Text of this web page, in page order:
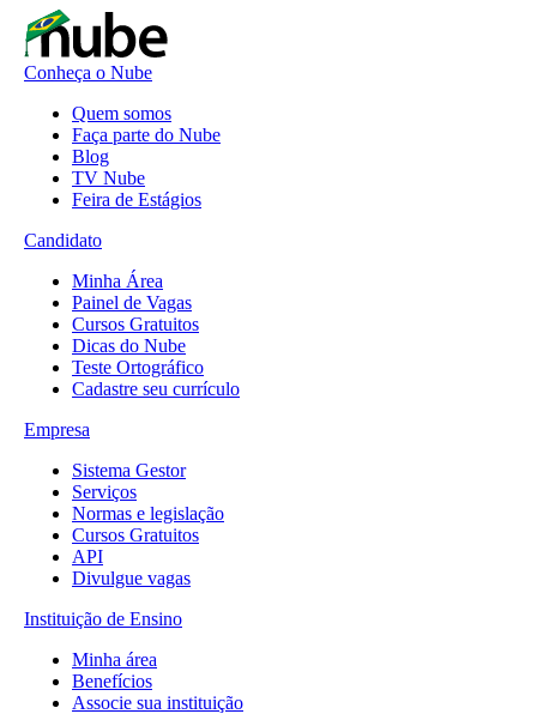
Conheça o Nube
Quem somos
Faça parte do Nube
Blog
TV Nube
Feira de Estágios
Candidato
Minha Área
Painel de Vagas
Cursos Gratuitos
Dicas do Nube
Teste Ortográfico
Cadastre seu currículo
Empresa
Sistema Gestor
Serviços
Normas e legislação
Cursos Gratuitos
API
Divulgue vagas
Instituição de Ensino
Minha área
Benefícios
Associe sua instituição